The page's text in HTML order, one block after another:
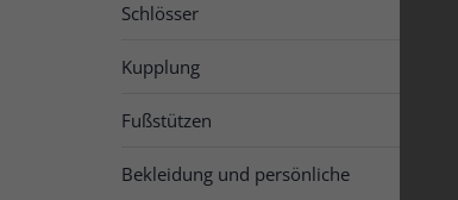
Schlösser
Kupplung
Fußstützen
Bekleidung und persönliche